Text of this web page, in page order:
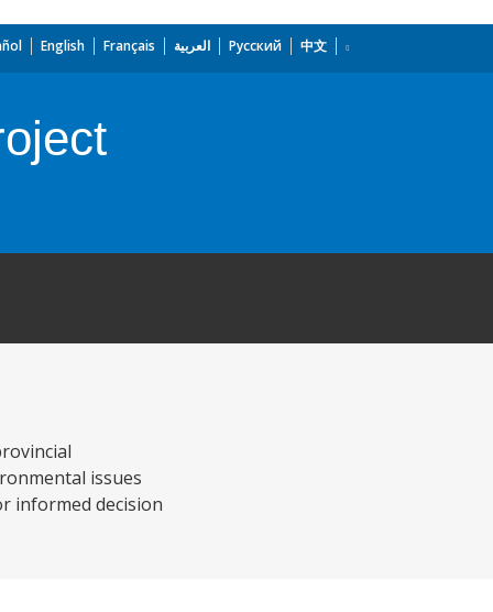
English Français العربية Русский 中文
issues
informed decision